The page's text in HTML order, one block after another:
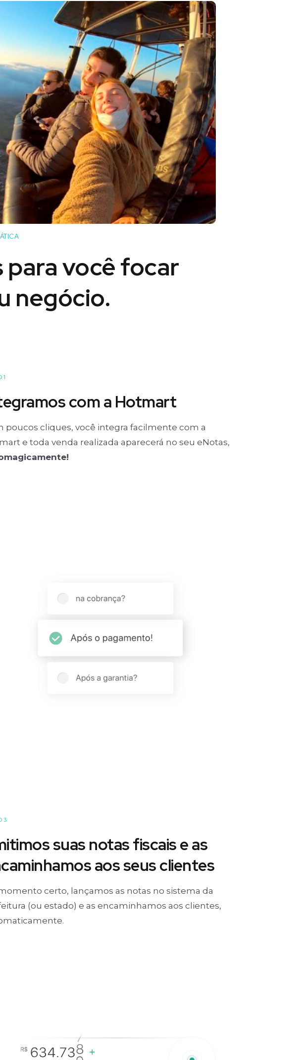
para vocêfocar
negócio.
1
com a Hotmart
poucos cliques, você integra facilmente com a
e toda venda realizada aparecerá no seu eNotas,
3
suas notas fiscais e as
aos seus clientes
certo, lançamos as notas no sistema da
(ou estado) e as encaminhamos aos clientes,